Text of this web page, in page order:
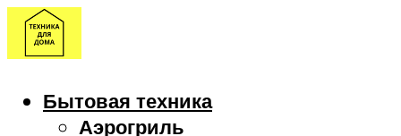
Бытовая техника
Аэрогриль